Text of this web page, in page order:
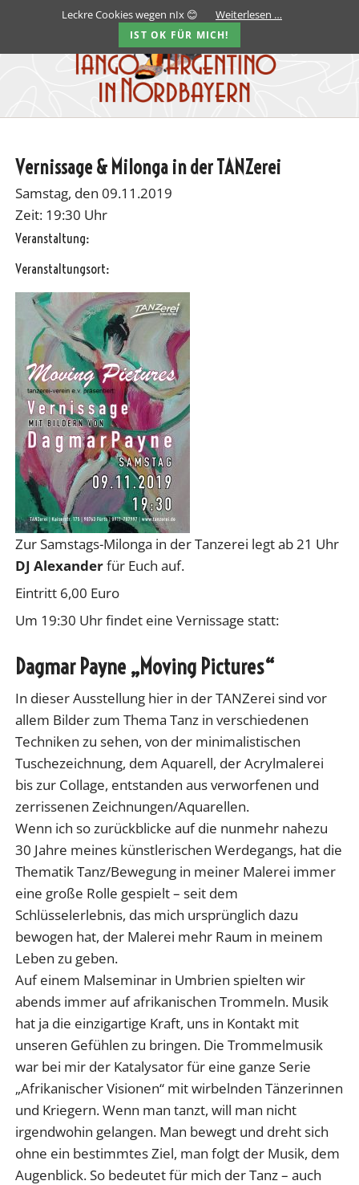
Vernissage & Milonga in der TANZerei
Samstag, den 09.11.2019
Zeit: 19:30 Uhr
Veranstaltung:
Veranstaltungsort:
Zur Samstags-Milonga in der Tanzerei legt ab 21 Uhr
DJ Alexanderfür Euch auf.
Eintritt 6,00 Euro
Um 19:30 Uhr findet eine Vernissage statt:
Dagmar Payne „Moving Pictures“
In dieser Ausstellung hier in der TANZerei sind vor
allem Bilder zum Thema Tanz in verschiedenen
Techniken zu sehen, von der minimalistischen
Tuschezeichnung, dem Aquarell, der Acrylmalerei
bis zur Collage, entstanden aus verworfenen und
zerrissenen Zeichnungen/Aquarellen.
Wenn ich so zurückblicke auf die nunmehr nahezu
30 Jahre meines künstlerischen Werdegangs, hat die
Thematik Tanz/Bewegung in meiner Malerei immer
eine große Rolle gespielt – seit dem
Schlüsselerlebnis, das mich ursprünglich dazu
bewogen hat, der Malerei mehr Raum in meinem
Leben zu geben.
Auf einem Malseminar in Umbrien spielten wir
abends immer auf afrikanischen Trommeln. Musik
hat ja die einzigartige Kraft, uns in Kontakt mit
unseren Gefühlen zu bringen. Die Trommelmusik
war bei mir der Katalysator für eine ganze Serie
„Afrikanischer Visionen“ mit wirbelnden Tänzerinnen
und Kriegern. Wenn man tanzt, will man nicht
irgendwohin gelangen. Man bewegt und dreht sich
ohne ein bestimmtes Ziel, man folgt der Musik, dem
Augenblick. So bedeutet für mich der Tanz – auch
Leckre Cookies wegen nIx 😊 Weiterlesen …
IST OK FÜR MICH!